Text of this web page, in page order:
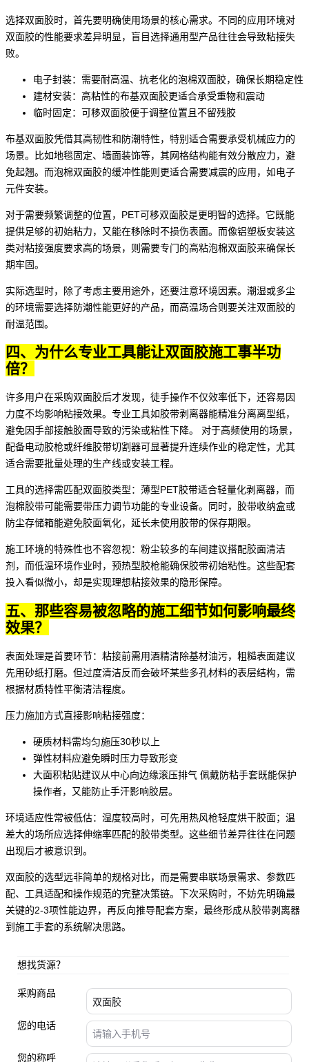
选择双面胶时，首先要明确使用场景的核心需求。不同的应用环境对
双面胶的性能要求差异明显，盲目选择通用型产品往往会导致粘接失
败。
电子封装：需要耐高温、抗老化的泡棉双面胶，确保长期稳定性
建材安装：高粘性的布基双面胶更适合承受重物和震动
临时固定： 可移双面胶便于调整位置且不留残胶
布基双面胶凭借其高韧性和防潮特性，特别适合需要承受机械应力的
场景。比如地毯固定、墙面装饰等，其网格结构能有效分散应力，避
免起翘。而泡棉双面胶的缓冲性能则更适合需要减震的应用，如电子
元件安装。
对于需要频繁调整的位置， PET可移双面胶是更明智的选择。它既能
提供足够的初始粘力，又能在移除时不损伤表面。而像铝塑板安装这
类对粘接强度要求高的场景，则需要专门的高粘泡棉双面胶来确保长
期牢固。
实际选型时，除了考虑主要用途外，还要注意环境因素。潮湿或多尘
的环境需要选择防潮性能更好的产品，而高温场合则要关注双面胶的
耐温范围。
四、为什么专业工具能让双面胶施工事半功
倍？
许多用户在采购双面胶后才发现，徒手操作不仅效率低下，还容易因
力度不均影响粘接效果。专业工具如胶带剥离器能精准分离离型纸，
避免因手部接触胶面导致的污染或粘性下降。 对于高频使用的场景，
配备电动胶枪或纤维胶带切割器可显著提升连续作业的稳定性，尤其
适合需要批量处理的生产线或安装工程。
工具的选择需匹配双面胶类型：薄型PET胶带适合轻量化剥离器，而
泡棉胶带可能需要带压力调节功能的专业设备。同时， 胶带收纳盒或
防尘存储箱能避免胶面氧化，延长未使用胶带的保存期限。
施工环境的特殊性也不容忽视：粉尘较多的车间建议搭配胶面清洁
剂 ，而低温环境作业时，预热型胶枪能确保胶带初始粘性。这些配套
投入看似微小，却是实现理想粘接效果的隐形保障。
五、那些容易被忽略的施工细节如何影响最终
效果？
表面处理是首要环节：粘接前需用酒精清除基材油污，粗糙表面建议
先用砂纸打磨。但过度清洁反而会破坏某些多孔材料的表层结构，需
根据材质特性平衡清洁程度。
压力施加方式直接影响粘接强度：
硬质材料需均匀施压30秒以上
弹性材料应避免瞬时压力导致形变
大面积粘贴建议从中心向边缘滚压排气 佩戴防粘手套既能保护
操作者，又能防止手汗影响胶层。
环境适应性常被低估：湿度较高时，可先用热风枪轻度烘干胶面；温
差大的场所应选择伸缩率匹配的胶带类型。这些细节差异往往在问题
出现后才被意识到。
双面胶的选型远非简单的规格对比，而是需要串联场景需求、参数匹
配、工具适配和操作规范的完整决策链。下次采购时，不妨先明确最
关键的2-3项性能边界，再反向推导配套方案，最终形成从胶带剥离器
到施工手套的系统解决思路。
想找货源？
采购商品
您的电话
您的称呼